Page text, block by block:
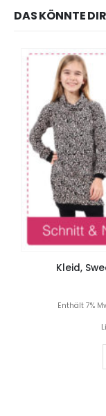
DAS KÖNNTE
Kleid,
Enthält 7%